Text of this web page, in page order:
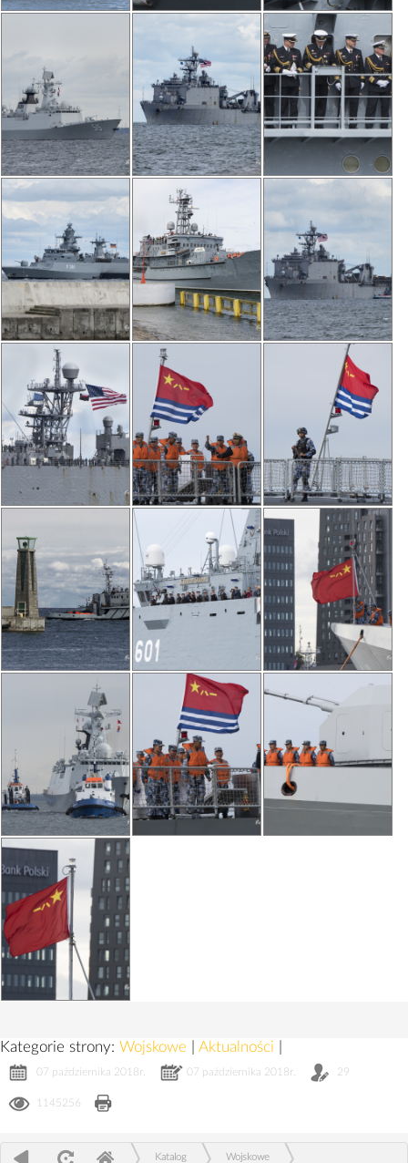
Kategorie strony: Wojskowe Aktualności
07 października 2018r. 07 października 2018r. 29
1145256
Katalog Wojskowe